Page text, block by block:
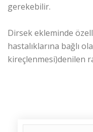
gerekebilir.
Dirsek ekleminde
hastalıklarına bağlı
kireçlenmesi)denilen